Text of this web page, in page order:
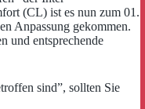
(CL) ist es nun zum 01.
Anpassung gekommen.
und entsprechende
sind”, sollten Sie